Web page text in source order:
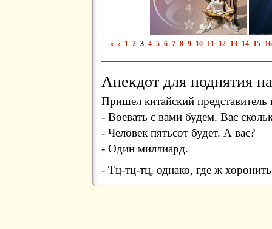
« ‹ 1 2 3 4 5 6 7 8 9 10 11 12 13 14 15 16
Анекдот для поднятия
Пришел китайский
- Воевать с вами будем. Вас
- Человек пятьсот будет. А вас?
- Один миллиард.
- Тц-тц-тц, однако, где ж